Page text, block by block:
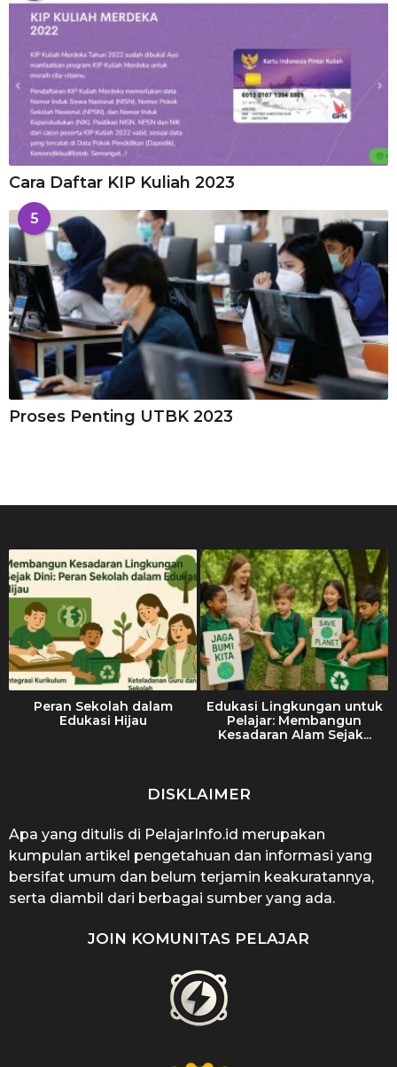
Cara Daftar KIP Kuliah 2023
5
Proses Penting UTBK 2023
Peran Sekolah dalam
Edukasi Hijau
Edukasi Lingkungan untuk
Pelajar: Membangun
Kesadaran Alam Sejak...
DISKLAIMER
Apa yang ditulis di PelajarInfo.id merupakan
kumpulan artikel pengetahuan dan informasi yang
bersifat umum dan belum terjamin keakuratannya,
serta diambil dari berbagai sumber yang ada.
JOIN KOMUNITAS PELAJAR